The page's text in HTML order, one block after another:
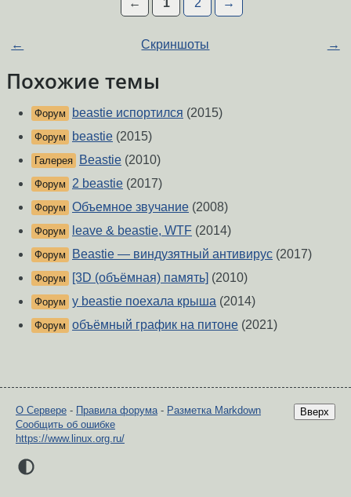
← 1 2 →
← Скриншоты →
Похожие темы
Форум beastie испортился (2015)
Форум beastie (2015)
Галерея Beastie (2010)
Форум 2 beastie (2017)
Форум Объемное звучание (2008)
Форум leave & beastie, WTF (2014)
Форум Beastie — виндузятный антивирус (2017)
Форум [3D (объёмная) память] (2010)
Форум у beastie поехала крыша (2014)
Форум объёмный график на питоне (2021)
Вверх
О Сервере - Правила форума- Разметка Markdown
Сообщить об ошибке
https://www.linux.org.ru/